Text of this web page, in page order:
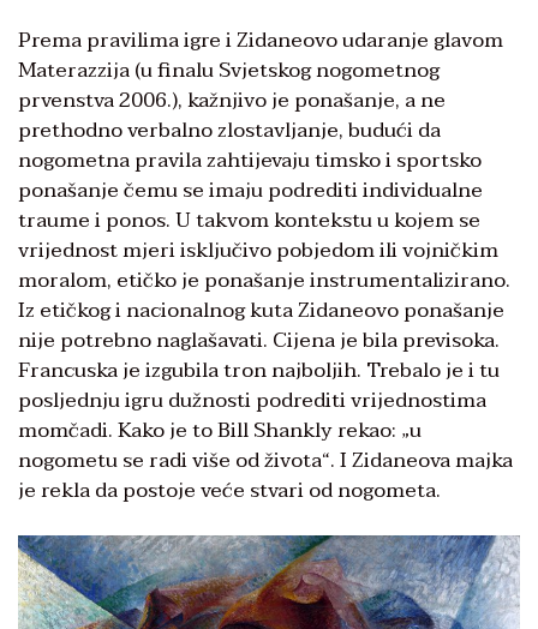
Prema pravilima igre i Zidaneovo udaranje glavom
Materazzija (u finalu Svjetskog nogometnog
prvenstva 2006.), kažnjivo je ponašanje, a ne
prethodno verbalno zlostavljanje, budući da
nogometna pravila zahtijevaju timsko i sportsko
ponašanje čemu se imaju podrediti individualne
traume i ponos. U takvom kontekstu u kojem se
vrijednost mjeri isključivo pobjedom ili vojničkim
moralom, etičko je ponašanje instrumentalizirano.
Iz etičkog i nacionalnog kuta Zidaneovo ponašanje
nije potrebno naglašavati. Cijena je bila previsoka.
Francuska je izgubila tron najboljih. Trebalo je i tu
posljednju igru dužnosti podrediti vrijednostima
momčadi. Kako je to Bill Shankly rekao: „u
nogometu se radi više od života“. I Zidaneova majka
je rekla da postoje veće stvari od nogometa.